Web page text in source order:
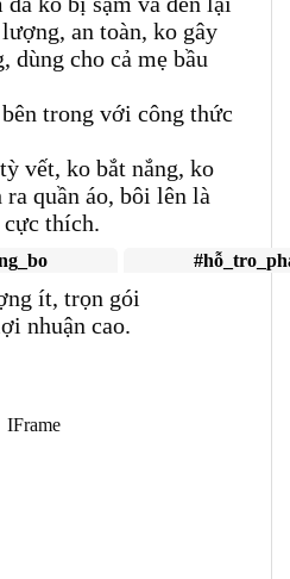
an toàn, ko gây
dùng cho cả mẹ bầu
trong với công thức
vết, ko bắt nắng, ko
quần áo, bôi lên là
cực thích.
ít, trọn gói
nhuận cao.